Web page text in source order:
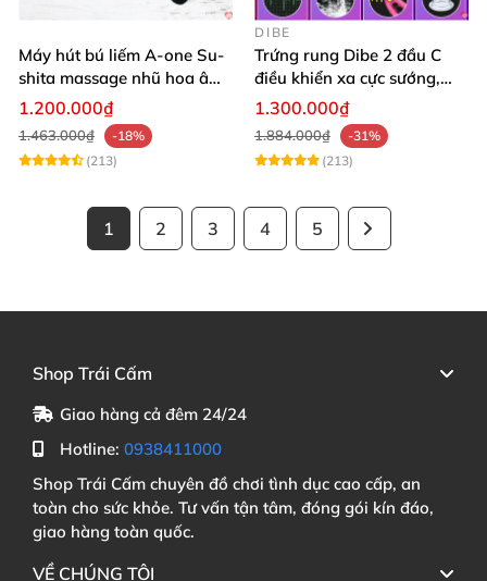
Máy hút bú liếm A-one Su-
shita massage nhũ hoa âm
đạo cực phê
1.200.000₫
1.463.000₫
-18%
(213)
DIBE
Trứng rung Dibe 2 đầu C
điều khiển xa cực sướng,
thích mê
1.300.000₫
1.884.000₫
-31%
(213)
1 2 3 4 5
Shop Trái Cấm
Giao hàng cả đêm 24/24
Hotline: 0938411000
Shop Trái Cấm chuyên đồ chơi tình dục cao cấp, an
toàn cho sức khỏe. Tư vấn tận tâm, đóng gói kín đáo,
giao hàng toàn quốc.
VỀ CHÚNG TÔI